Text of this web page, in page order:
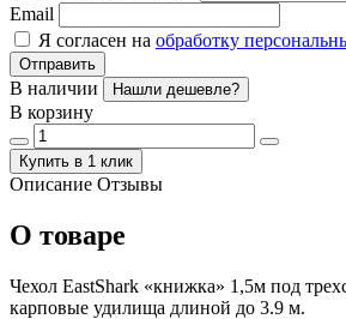
Email
Я согласен на обработку
Отправить
В наличии Нашли дешевле?
В корзину
Купить в 1 клик
Описание Отзывы
О товаре
Чехол EastShark «книжка» 1,5м под
карповые удилища длиной до 3.9 м.